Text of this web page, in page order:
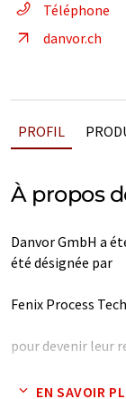
Téléphone
danvor.ch
PROFIL
À propos
Danvor GmbH a
été désignée par
Fenix Process
pour devenir leur
Fenix est une
EN SAVOIR